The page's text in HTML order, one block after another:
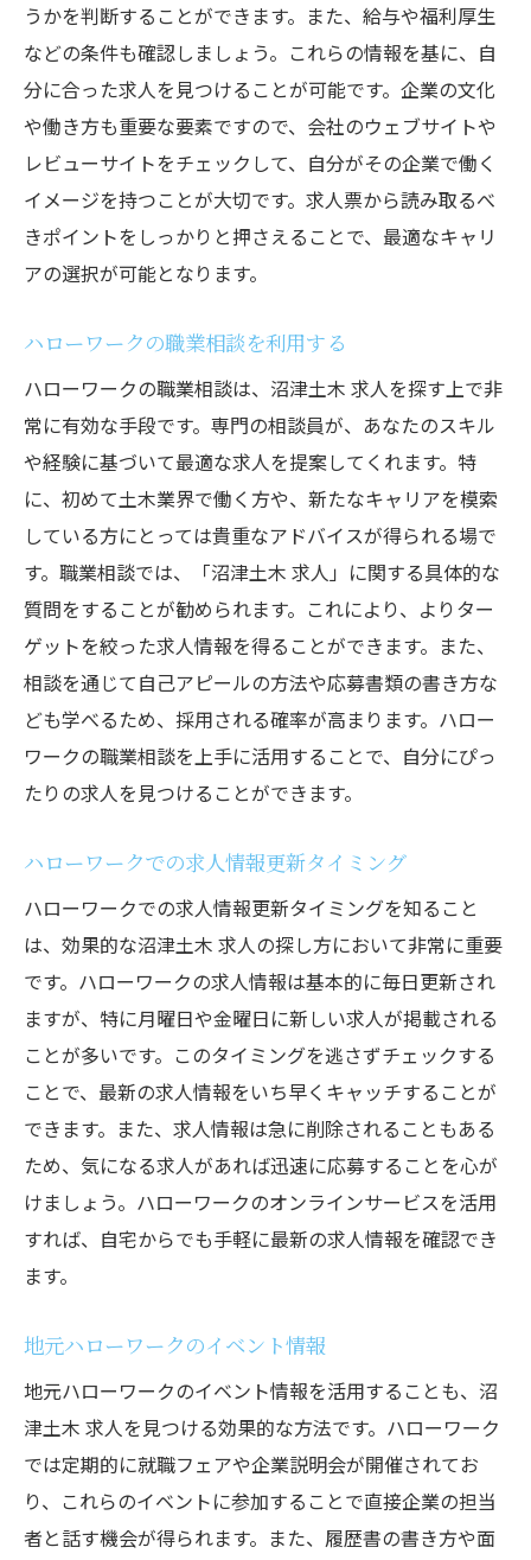
うかを判断することができます。また、給与や福利厚生
などの条件も確認しましょう。これらの情報を基に、自
分に合った求人を見つけることが可能です。企業の文化
や働き方も重要な要素ですので、会社のウェブサイトや
レビューサイトをチェックして、自分がその企業で働く
イメージを持つことが大切です。求人票から読み取るべ
きポイントをしっかりと押さえることで、最適なキャリ
アの選択が可能となります。
ハローワークの職業相談を利用する
ハローワークの職業相談は、沼津土木 求人を探す上で非
常に有効な手段です。専門の相談員が、あなたのスキル
や経験に基づいて最適な求人を提案してくれます。特
に、初めて土木業界で働く方や、新たなキャリアを模索
している方にとっては貴重なアドバイスが得られる場で
す。職業相談では、「沼津土木 求人」に関する具体的な
質問をすることが勧められます。これにより、よりター
ゲットを絞った求人情報を得ることができます。また、
相談を通じて自己アピールの方法や応募書類の書き方な
ども学べるため、採用される確率が高まります。ハロー
ワークの職業相談を上手に活用することで、自分にぴっ
たりの求人を見つけることができます。
ハローワークでの求人情報更新タイミング
ハローワークでの求人情報更新タイミングを知ること
は、効果的な沼津土木 求人の探し方において非常に重要
です。ハローワークの求人情報は基本的に毎日更新され
ますが、特に月曜日や金曜日に新しい求人が掲載される
ことが多いです。このタイミングを逃さずチェックする
ことで、最新の求人情報をいち早くキャッチすることが
できます。また、求人情報は急に削除されることもある
ため、気になる求人があれば迅速に応募することを心が
けましょう。ハローワークのオンラインサービスを活用
すれば、自宅からでも手軽に最新の求人情報を確認でき
ます。
地元ハローワークのイベント情報
地元ハローワークのイベント情報を活用することも、沼
津土木 求人を見つける効果的な方法です。ハローワーク
では定期的に就職フェアや企業説明会が開催されてお
り、これらのイベントに参加することで直接企業の担当
者と話す機会が得られます。また、履歴書の書き方や面